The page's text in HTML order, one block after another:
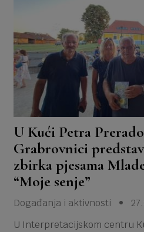
U Kući Petra
Grabrovnici
zbirka pjesama
“Moje senje”
Događanja i aktivnosti •
U Interpretacijskom centru